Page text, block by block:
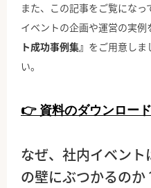
また、この記事をご覧にな
イベントの企画や運営の実例
ト成功事例集』 をご用意しま
い。
👉 資料のダウンロー
なぜ、社内イベント
の壁にぶつかるのか